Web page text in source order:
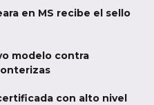
en MS recibe el sello
modelo contra
con alto nivel